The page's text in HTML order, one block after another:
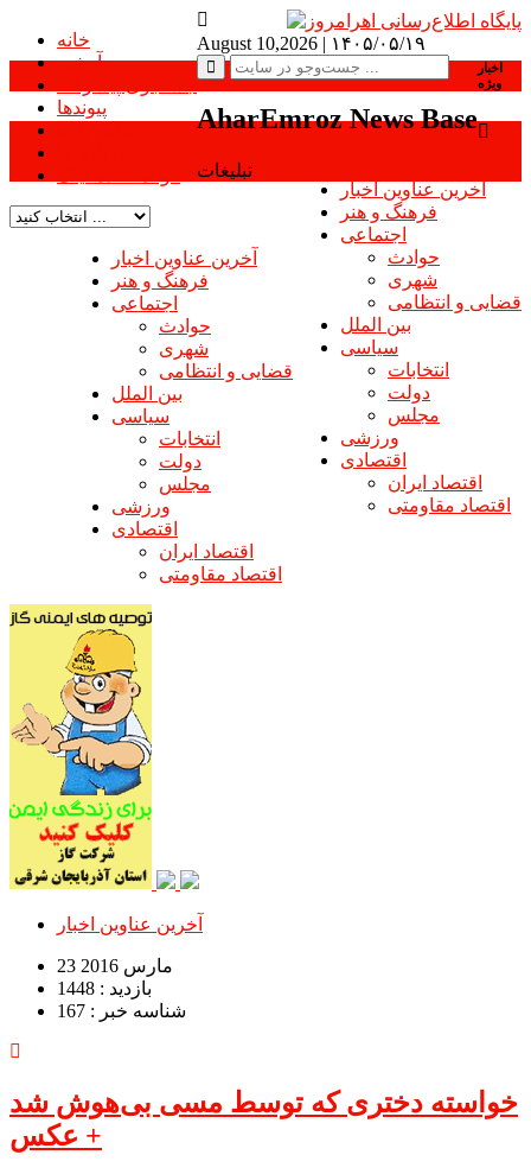
خانه
آرشیو
پیوندها
August 10,2026 | ۱۴۰۵/۰۵/۱۹
AharEmroz News Base
آخرین عناوین اخبار
فرهنگ و هنر
اجتماعی
حوادث
شهری
قضایی و انتظامی
بین الملل
سیاسی
انتخابات
دولت
مجلس
ورزشی
اقتصادی
اقتصاد ایران
اقتصاد مقاومتی
آخرین عناوین اخبار
فرهنگ و هنر
اجتماعی
حوادث
شهری
قضایی و انتظامی
بین الملل
سیاسی
انتخابات
دولت
مجلس
ورزشی
اقتصادی
اقتصاد ایران
اقتصاد مقاومتی
اخبار
ویژه
تبلیغات
آخرین عناوین اخبار
23 مارس 2016
بازدید : 1448
شناسه خبر : 167
خواسته دختری که توسط مسی بی‌هوش شد
+ عکس